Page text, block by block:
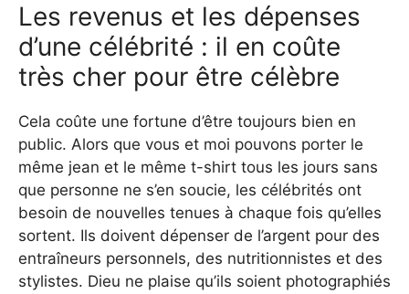
Les revenus et les dépenses
d’une célébrité : il en coûte
très cher pour être célèbre
Cela coûte une fortune d’être toujours bien en
public. Alors que vous et moi pouvons porter le
même jean et le même t-shirt tous les jours sans
que personne ne s’en soucie, les célébrités ont
besoin de nouvelles tenues à chaque fois qu’elles
sortent. Ils doivent dépenser de l’argent pour des
entraîneurs personnels, des nutritionnistes et des
stylistes. Dieu ne plaise qu’ils soient photographiés